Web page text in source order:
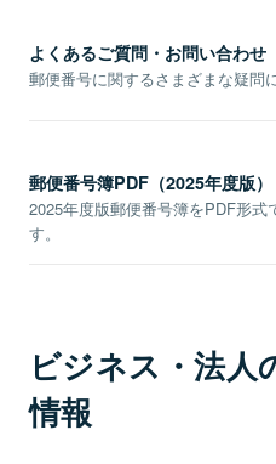
よくあるご質問・お問い合わせ
郵便番号に関するさまざまな疑問
郵便番号簿PDF（2025年度版）
2025年度版郵便番号簿をPDF形式
す。
ビジネス・法人
情報